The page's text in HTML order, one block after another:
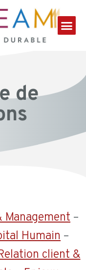
de
Management –
Humain –
client &